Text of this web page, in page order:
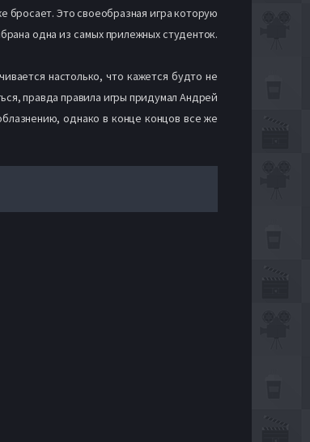
бросает. Это своеобразная игра которую
одна из самых прилежных студенток.
настолько, что кажется будто не
правда правила игры придумал Андрей
однако в конце концов все же